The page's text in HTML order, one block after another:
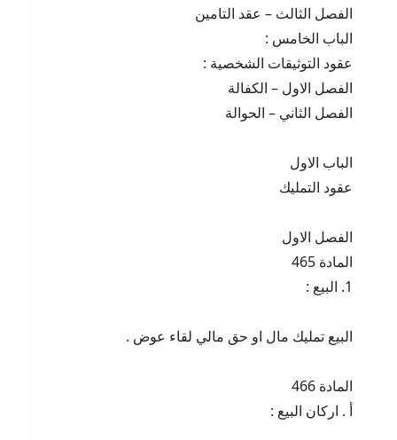
الفصل الثالث – عقد التامين
الباب الخامس :
عقود التوثيقات الشخصية :
الفصل الاول – الكفالة
الفصل الثاني – الحوالة
الباب الاول
عقود التمليك
الفصل الاول
المادة 465
1. البيع :
البيع تمليك مال او حق مالي لقاء عوض .
المادة 466
أ . اركان البيع :